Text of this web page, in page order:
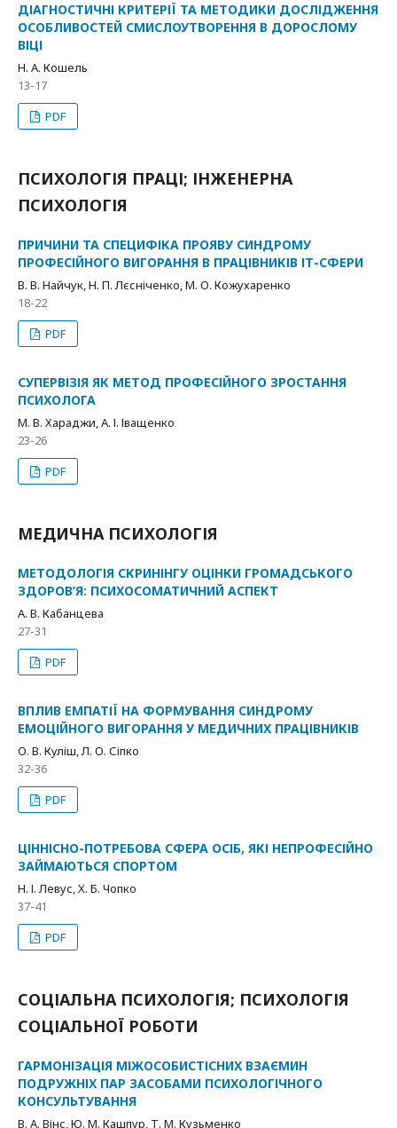
ДІАГНОСТИЧНІ КРИТЕРІЇ ТА МЕТОДИКИ ДОСЛІДЖЕННЯ
ОСОБЛИВОСТЕЙ СМИСЛОУТВОРЕННЯ В ДОРОСЛОМУ
ВІЦІ
Н. А. Кошель
13-17
PDF
ПСИХОЛОГІЯ ПРАЦІ; ІНЖЕНЕРНА
ПСИХОЛОГІЯ
ПРИЧИНИ ТА СПЕЦИФІКА ПРОЯВУ СИНДРОМУ
ПРОФЕСІЙНОГО ВИГОРАННЯ В ПРАЦІВНИКІВ ІТ-СФЕРИ
В. В. Найчук, Н. П. Лєсніченко, М. О. Кожухаренко
18-22
PDF
СУПЕРВІЗІЯ ЯК МЕТОД ПРОФЕСІЙНОГО ЗРОСТАННЯ
ПСИХОЛОГА
М. В. Хараджи, А. І. Іващенко
23-26
PDF
МЕДИЧНА ПСИХОЛОГІЯ
МЕТОДОЛОГІЯ СКРИНІНГУ ОЦІНКИ ГРОМАДСЬКОГО
ЗДОРОВ’Я: ПСИХОСОМАТИЧНИЙ АСПЕКТ
А. В. Кабанцева
27-31
PDF
ВПЛИВ ЕМПАТІЇ НА ФОРМУВАННЯ СИНДРОМУ
ЕМОЦІЙНОГО ВИГОРАННЯ У МЕДИЧНИХ ПРАЦІВНИКІВ
О. В. Куліш, Л. О. Сіпко
32-36
PDF
ЦІННІСНО-ПОТРЕБОВА СФЕРА ОСІБ, ЯКІ НЕПРОФЕСІЙНО
ЗАЙМАЮТЬСЯ СПОРТОМ
Н. І. Левус, Х. Б. Чопко
37-41
PDF
СОЦІАЛЬНА ПСИХОЛОГІЯ; ПСИХОЛОГІЯ
СОЦІАЛЬНОЇ РОБОТИ
ГАРМОНІЗАЦІЯ МІЖОСОБИСТІСНИХ ВЗАЄМИН
ПОДРУЖНІХ ПАР ЗАСОБАМИ ПСИХОЛОГІЧНОГО
КОНСУЛЬТУВАННЯ
В. А. Вінс, Ю. М. Кашпур, Т. М. Кузьменко